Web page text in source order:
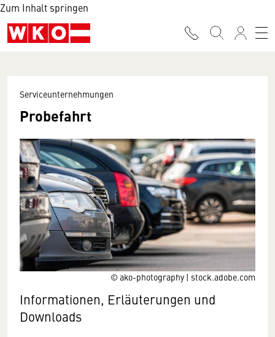
Zum Inhalt springen
© ako-photography | stock.adobe.com
Serviceunternehmungen
Probefahrt
Informationen, Erläuterungen und
Downloads